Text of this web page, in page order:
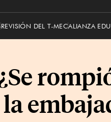
REVISIÓN DEL T-MECALIANZA